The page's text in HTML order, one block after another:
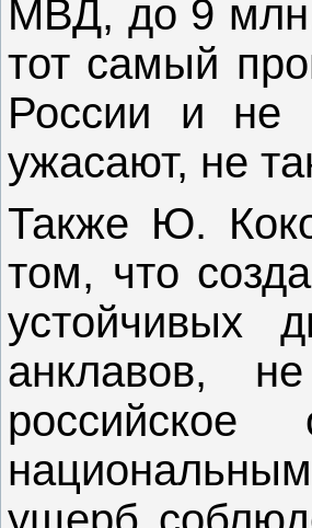
МВД, до 9
тот самый
России и не
ужасают, не
Также Ю.
том, что
устойчивых
анклавов,
российское